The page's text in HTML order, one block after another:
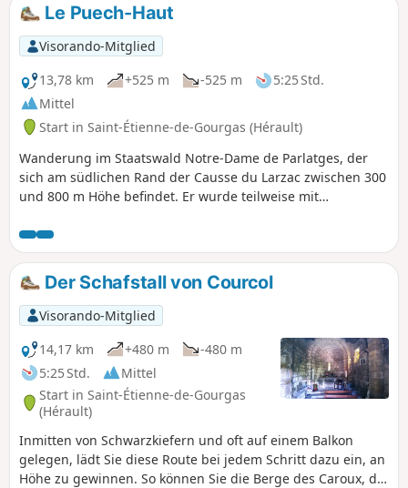
Le Puech-Haut
Visorando-Mitglied
13,78 km
+525 m -525 m
5:25 Std.
Mittel
Start in Saint-Étienne-de-Gourgas (Hérault)
Wanderung im Staatswald Notre-Dame de Parlatges, der
sich am südlichen Rand der Causse du Larzac zwischen 300
und 800 m Höhe befindet. Er wurde teilweise mit
aufgeforstet, wird von Steinadlern und Gänsegeiern
überflogen und beherbergt mehrere geschützte Arten wie
den Feuersalamander. Im Frühling explodiert die
Duftpalette, insbesondere durch die Blüte von Ginster,
Platterbsen und einer Vielzahl von Kräutern.
Der Schafstall von Courcol
Visorando-Mitglied
14,17 km
+480 m
-480 m
5:25 Std.
Mittel
Start in Saint-Étienne-de-Gourgas
(Hérault)
Inmitten von Schwarzkiefern und oft auf einem Balkon
gelegen, lädt Sie diese Route bei jedem Schritt dazu ein, an
Höhe zu gewinnen. So können Sie die Berge des Caroux, die